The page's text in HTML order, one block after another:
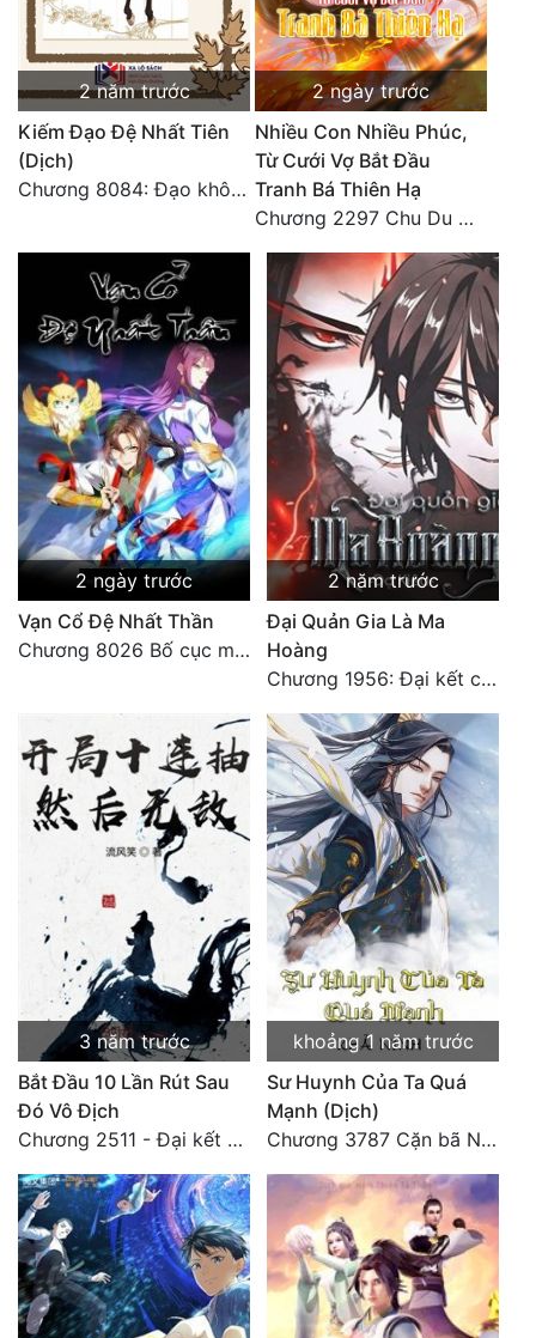
Xuyên Nhanh
Xuyên Sách
Xuyên Thư
Điền Văn
Đô Thị
Đông Phương
Đông Phương Huyền Huyễn
Đồng Nhân
Cẩu Đạo Trường Sinh
Ngự Thú
Truyện Nam
Truyện Nữ
Vô Địch Lưu
Đam Mỹ
Đẹp
Đẹp Hiệp
Tính Cách Nhân Vật :
Cơ Trí
Sát Phạt Quyết Đoán
Vô Sỉ
Điềm Đạm
2 năm trước
Kiếm Đạo Đệ Nhất Tiên
(Dịch)
Chương 8084: Đạo không bờ bến (Đại kết cục) (10)
2 ngày trước
Nhiều Con Nhiều Phúc,
Từ Cưới Vợ Bắt Đầu
Tranh Bá Thiên Hạ
Chương 2297 Chu Du Du mang thai
2 ngày trước
Vạn Cổ Đệ Nhất Thần
Chương 8026 Bố cục mới
2 năm trước
Đại Quản Gia Là Ma
Hoàng
Chương 1956: Đại kết cục
3 năm trước
Bắt Đầu 10 Lần Rút Sau
Đó Vô Địch
Chương 2511 - Đại kết cục, Phiên ngoại thiên: Chư thiên quy nhất giới, vĩnh hằng thế giới. Hết!
khoảng 1 năm trước
Sư Huynh Của Ta Quá
Mạnh (Dịch)
Chương 3787 Cặn bã Nam Thiên Đạo